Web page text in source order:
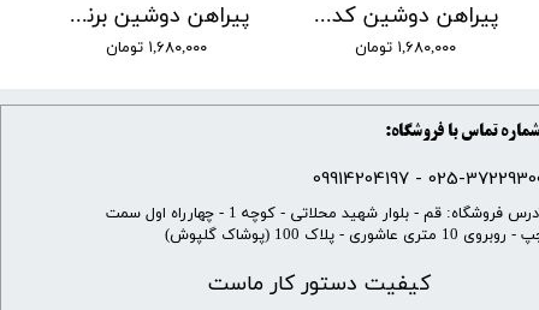
پیراهن دوشین برند by lino کد 01
۱,۶۸۰,۰۰۰ تومان
پیراهن دوشین کد 30
۱,۶۸۰,۰۰۰ تومان
شماره تماس با فروشگاه:
025-37229300 -
کیفیت دستور کار ماست
​آدرس فروشگاه: قم - بلوار شهید محلاتی - کوچه 1 - چهارراه اول سمت
10 متری عاشوری - پلاک 100 (پوشاک گلپوش)